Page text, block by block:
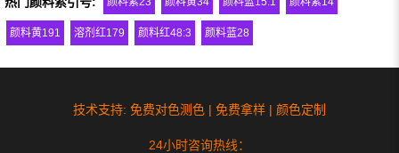
颜料黄191 溶剂红179 颜料红48:3 颜料蓝28
技术支持: 免费对色测色 | 免费拿样 | 颜色定制
24小时咨询热线：